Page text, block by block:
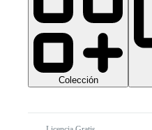
Colección